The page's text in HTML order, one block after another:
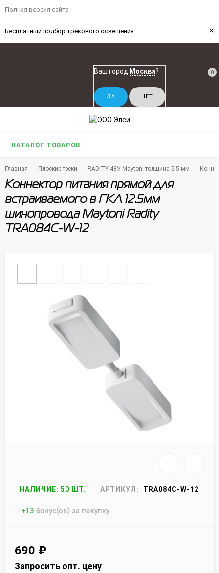
Полная версия сайта
Бесплатный подбор трекового освещения ×
Ваш город Москва? 0
КАТАЛОГ ТОВАРОВ
Главная Плоские треки RADITY 48V Maytoni толщина 5.5 мм
Коннектор питания прямой для
встраиваемого в ГКЛ 12.5мм
шинопровода Maytoni Radity
TRA084C-W-12
НАЛИЧИЕ: 50 ШТ. АРТИКУЛ: TRA084C-W-12
+13 бонус(ов) за покупку
690 ₽
Запросить опт. цену